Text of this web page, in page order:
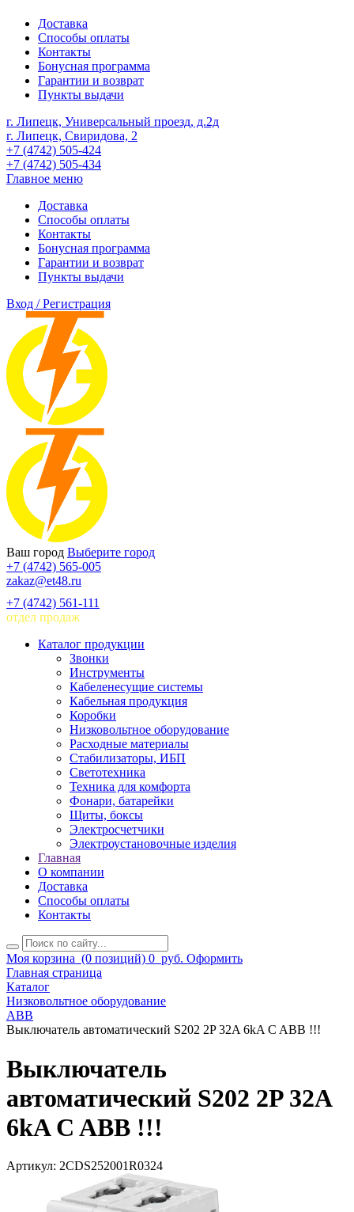
Доставка
Способы оплаты
Контакты
Бонусная программа
Гарантии и возврат
Пункты выдачи
г. Липецк, Универсальный проезд, д.2д
г. Липецк, Свиридова, 2
+7 (4742) 505-424
+7 (4742) 505-434
Главное меню
Доставка
Способы оплаты
Контакты
Бонусная программа
Гарантии и возврат
Пункты выдачи
Вход / Регистрация
Ваш город Выберите город
+7 (4742) 565-005
zakaz@et48.ru
+7 (4742) 561-111
отдел продаж
Каталог продукции
Звонки
Инструменты
Кабеленесущие системы
Кабельная продукция
Коробки
Низковольтное оборудование
Расходные материалы
Стабилизаторы, ИБП
Светотехника
Техника для комфорта
Фонари, батарейки
Щиты, боксы
Электросчетчики
Электроустановочные изделия
Главная
О компании
Доставка
Способы оплаты
Контакты
Моя корзина (0 позиций) 0 руб. Оформить
Главная страница
Каталог
Низковольтное оборудование
ABB
Выключатель автоматический S202 2P 32A 6kA C ABB !!!
Выключатель
автоматический S202 2P 32A
6kA C ABB !!!
Артикул: 2CDS252001R0324